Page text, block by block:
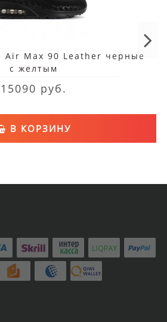
Air Max 90 Leather черные
с желтым
15090 руб.
В КОРЗИНУ